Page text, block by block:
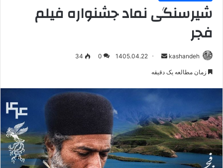
شیرسنگی نماد جشنواره فیلم
فجر
kashandeh
ارسال1405.04.22
0
34
زمان مطالعه یک دقیقه